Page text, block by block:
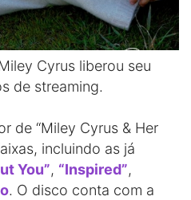
Cyrus liberou seu
de streaming.
de “Miley Cyrus & Her
incluindo as já
You”, “Inspired”,
. O disco conta com a